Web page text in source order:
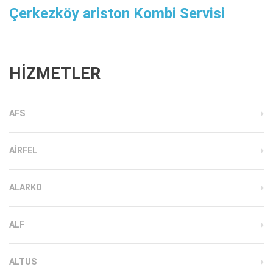
Çerkezköy ariston Kombi Servisi
HİZMETLER
AFS
AIRFEL
ALARKO
ALF
ALTUS